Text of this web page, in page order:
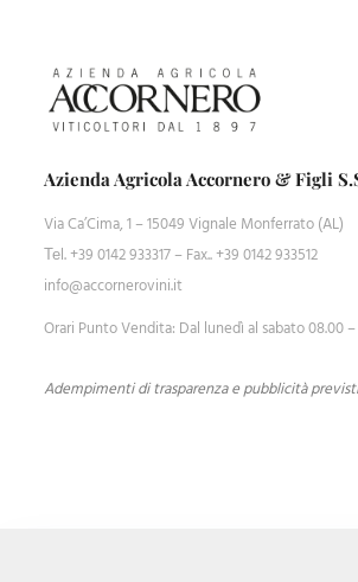
Azienda Agricola Accornero & Figli
Via Ca’Cima, 1 – 15049 Vignale Monferrato (AL)
Теl. +39 0142 933317 – Fax.. +39 0142 933512
info@accornerovini.it
Orari Punto Vendita: Dal lunedì al sabato 08.00 –
Adempimenti di trasparenza e pubblicità previsti